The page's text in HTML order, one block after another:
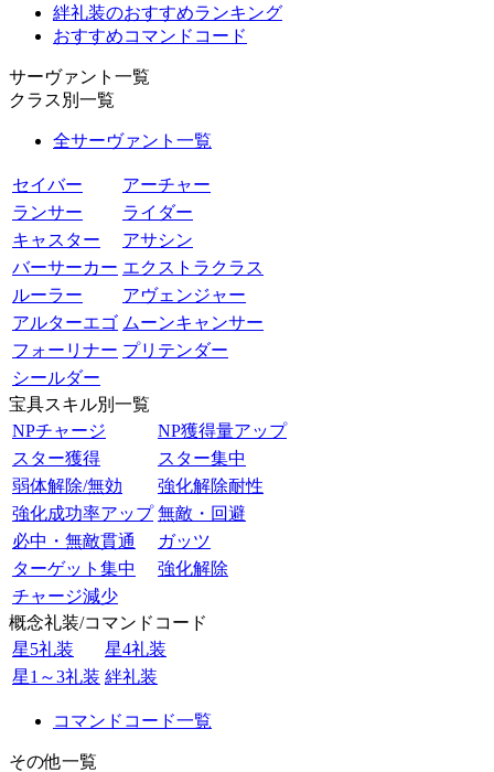
絆礼装のおすすめランキング
おすすめコマンドコード
サーヴァント一覧
クラス別一覧
全サーヴァント一覧
セイバー
アーチャー
ランサー
ライダー
キャスター
アサシン
バーサーカー エクストラクラス
ルーラー
アヴェンジャー
アルターエゴ ムーンキャンサー
フォーリナー プリテンダー
シールダー
宝具スキル別一覧
NPチャージ
NP獲得量アップ
スター獲得
スター集中
弱体解除/無効
強化解除耐性
強化成功率アップ 無敵・回避
必中・無敵貫通
ガッツ
ターゲット集中
強化解除
チャージ減少
概念礼装/コマンドコード
星5礼装
星4礼装
星1～3礼装 絆礼装
コマンドコード一覧
その他一覧